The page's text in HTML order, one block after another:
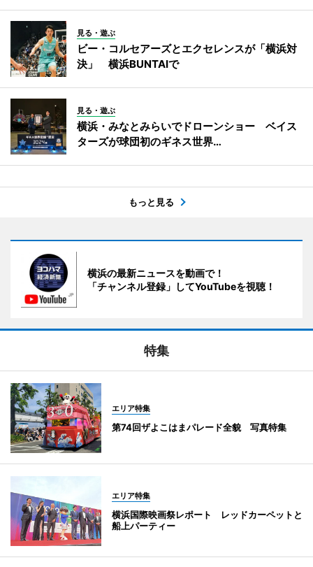
見る・遊ぶ
ビー・コルセアーズとエクセレンスが「横浜対
決」 横浜BUNTAIで
見る・遊ぶ
横浜・みなとみらいでドローンショー ベイス
ターズが球団初のギネス世界…
もっと見る
横浜の最新ニュースを動画で！
「チャンネル登録」してYouTubeを視聴！
特集
エリア特集
第74回ザよこはまパレード全貌 写真特集
エリア特集
横浜国際映画祭レポート レッドカーペットと
船上パーティー